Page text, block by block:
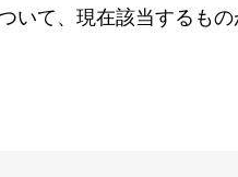
いて、現在該当するも